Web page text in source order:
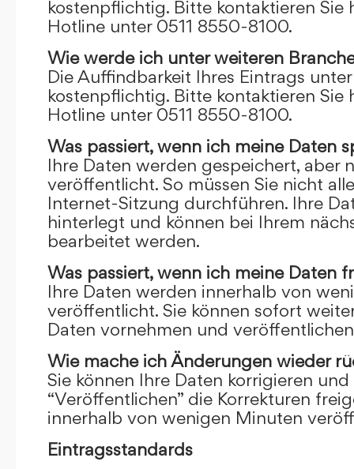
kostenpflichtig. Bitte kontaktieren Sie
Hotline unter 0511 8550-8100.
Wie werde ich unter weiteren
Die Auffindbarkeit Ihres Eintrags
kostenpflichtig. Bitte kontaktieren Sie
Hotline unter 0511 8550-8100.
Was passiert, wenn ich meine Daten
Ihre Daten werden gespeichert, aber
veröffentlicht. So müssen Sie nicht
Internet-Sitzung durchführen. Ihre
hinterlegt und können bei Ihrem
bearbeitet werden.
Was passiert, wenn ich meine Daten
Ihre Daten werden innerhalb von
veröffentlicht. Sie können sofort
Daten vornehmen und
Wie mache ich Änderungen wieder
Sie können Ihre Daten korrigieren
“Veröffentlichen” die Korrekturen
innerhalb von wenigen Minuten
Eintragsstandards